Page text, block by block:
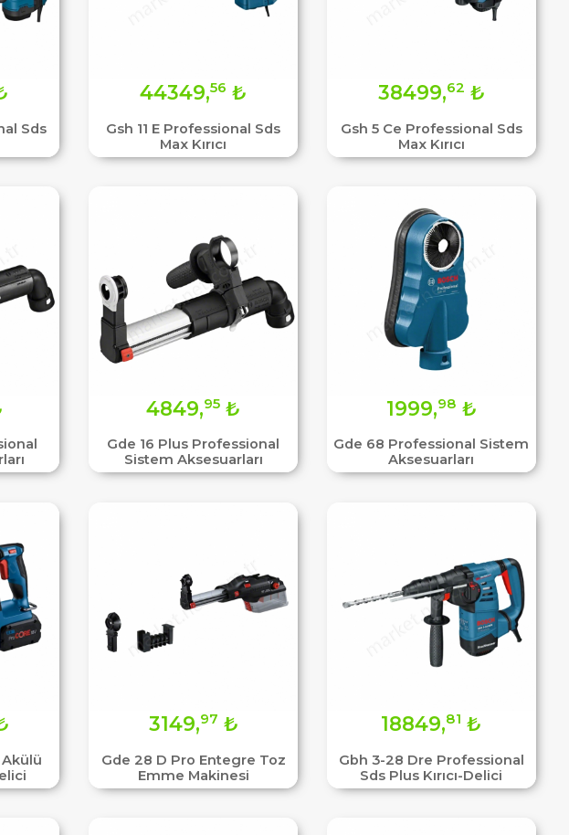
Sds
Gsh 11 E Professional Sds
Max Kırıcı
44349,56 ₺
Gsh 5 Ce Professional Sds
Max Kırıcı
38499,62 ₺
Gde 16 Plus Professional
Sistem Aksesuarları
4849,95 ₺
Gde 68 Professional Sistem
Aksesuarları
1999,98 ₺
Gde 28 D Pro Entegre Toz
Emme Makinesi
3149,97 ₺
Gbh 3-28 Dre Professional
Sds Plus Kırıcı-Delici
18849,81 ₺